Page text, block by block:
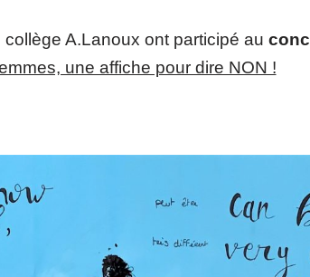
A.Lanoux ont participé au
une affiche pour dire NON !